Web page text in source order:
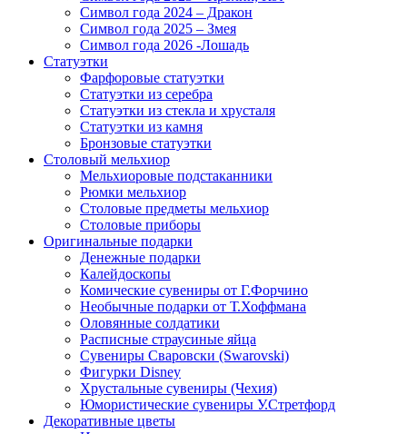
Символ года 2024 – Дракон
Символ года 2025 – Змея
Символ года 2026 -Лошадь
Статуэтки
Фарфоровые статуэтки
Статуэтки из серебра
Статуэтки из стекла и хрусталя
Статуэтки из камня
Бронзовые статуэтки
Столовый мельхиор
Мельхиоровые подстаканники
Рюмки мельхиор
Столовые предметы мельхиор
Столовые приборы
Оригинальные подарки
Денежные подарки
Калейдоскопы
Комические сувениры от Г.Форчино
Необычные подарки от Т.Хоффмана
Оловянные солдатики
Расписные страусиные яйца
Сувениры Сваровски (Swarovski)
Фигурки Disney
Хрустальные сувениры (Чехия)
Юмористические сувениры У.Стретфорд
Декоративные цветы